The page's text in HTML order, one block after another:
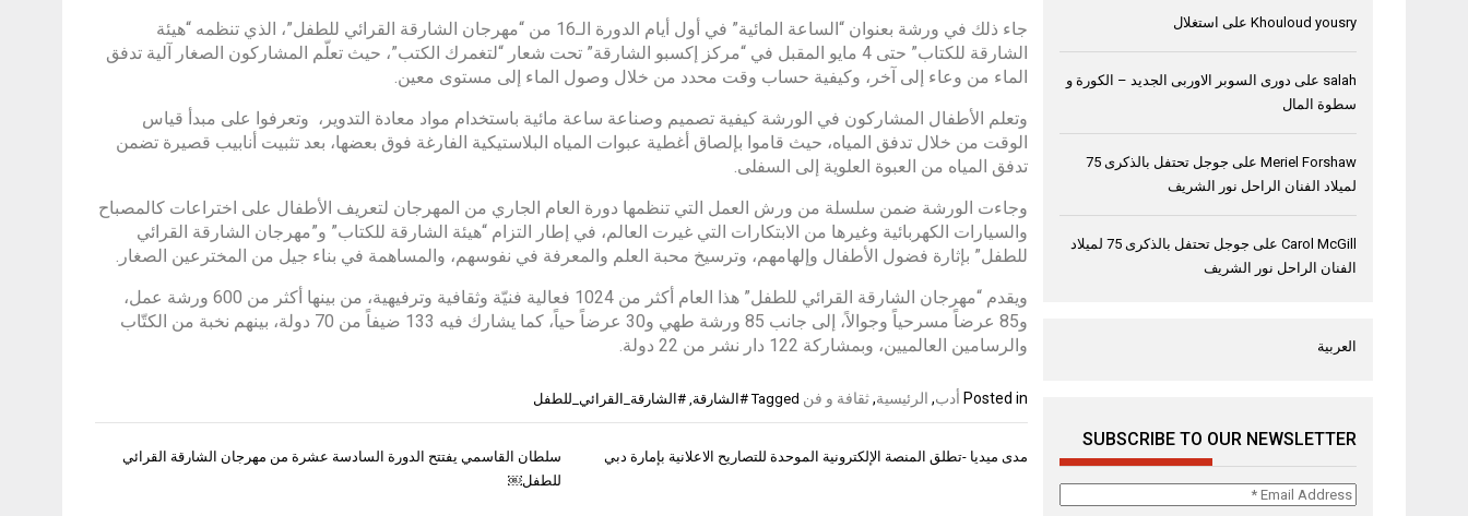
جاء ذلك في ورشة بعنوان “الساعة المائية” في أول أيام الدورة الـ16 من “مهرجان الشارقة القرائي للطفل”، الذي تنظمه “هيئة
الشارقة للكتاب” حتى 4 مايو المقبل في “مركز إكسبو الشارقة” تحت شعار “لتغمرك الكتب”، حيث تعلّم المشاركون الصغار آلية تدفق
الماء من وعاء إلى آخر، وكيفية حساب وقت محدد من خلال وصول الماء إلى مستوى معين.
وتعلم الأطفال المشاركون في الورشة كيفية تصميم وصناعة ساعة مائية باستخدام مواد معادة التدوير، وتعرفوا على مبدأ قياس
الوقت من خلال تدفق المياه، حيث قاموا بإلصاق أغطية عبوات المياه البلاستيكية الفارغة فوق بعضها، بعد تثبيت أنابيب قصيرة تضمن
تدفق المياه من العبوة العلوية إلى السفلى.
وجاءت الورشة ضمن سلسلة من ورش العمل التي تنظمها دورة العام الجاري من المهرجان لتعريف الأطفال على اختراعات كالمصباح
والسيارات الكهربائية وغيرها من الابتكارات التي غيرت العالم، في إطار التزام “هيئة الشارقة للكتاب” و”مهرجان الشارقة القرائي
للطفل” بإثارة فضول الأطفال وإلهامهم، وترسيخ محبة العلم والمعرفة في نفوسهم، والمساهمة في بناء جيل من المخترعين الصغار.
ويقدم “مهرجان الشارقة القرائي للطفل” هذا العام أكثر من 1024 فعالية فنيّة وثقافية وترفيهية، من بينها أكثر من 600 ورشة عمل،
و85 عرضاً مسرحياً وجوالاً، إلى جانب 85 ورشة طهي و30 عرضاً حياً، كما يشارك فيه 133 ضيفاً من 70 دولة، بينهم نخبة من الكتّاب
والرسامين العالميين، وبمشاركة 122 دار نشر من 22 دولة.
Posted in أدب, الرئيسية,ثقافة و فن Tagged #الشارقة, #الشارقة_القرائي_للطفل
تصفّح
سلطان القاسمي يفتتح الدورة السادسة عشرة من مهرجان الشارقة القرائي
للطفل￼
مدى ميديا -تطلق المنصة الإلكترونية الموحدة للتصاريح الاعلانية بإمارة دبي
Khouloud yousry على استغلال
salah على دورى السوبر الاوربى الجديد – الكورة و
سطوة المال
Meriel Forshaw على
جوجل تحتفل بالذكرى 75
لميلاد الفنان الراحل نور الشريف
Carol McGill على
جوجل تحتفل بالذكرى 75 لميلاد
الفنان الراحل نور الشريف
العربية
SUBSCRIBE TO OUR NEWSLETTER
Email